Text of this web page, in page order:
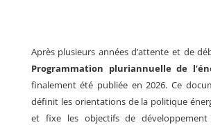
Après plusieurs années d’attente et de
Programmation pluriannuelle de
finalement été publiée en 2026. Ce
définit les orientations de la politique
et fixe les objectifs de